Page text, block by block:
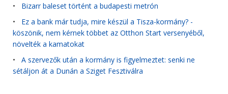
• Bizarr baleset történt a budapesti metrón
• Ez a bank már tudja, mire készül a Tisza-kormány? -
köszönik, nem kérnek többet az Otthon Start versenyéből,
növelték a kamatokat
• A szervezők után a kormány is figyelmeztet: senki ne
sétáljon át a Dunán a Sziget Fesztiválra